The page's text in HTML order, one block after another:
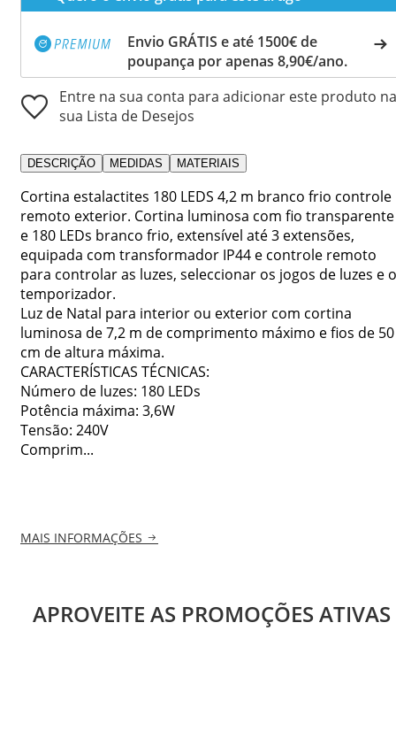
Envio GRÁTIS e até 1500€ de
poupança por apenas 8,90€/ano.
Entre na sua conta para adicionar este produto na
sua Lista de Desejos
DESCRIÇÃO MEDIDAS MATERIAIS
Cortina estalactites 180 LEDS 4,2 m branco frio controle
remoto exterior. Cortina luminosa com fio transparente
e 180 LEDs branco frio, extensível até 3 extensões,
equipada com transformador IP44 e controle remoto
para controlar as luzes, seleccionar os jogos de luzes e o
temporizador.
Luz de Natal para interior ou exterior com cortina
luminosa de 7,2 m de comprimento máximo e fios de 50
cm de altura máxima.
CARACTERÍSTICAS TÉCNICAS:
Número de luzes: 180 LEDs
Potência máxima: 3,6W
Tensão: 240V
Comprim...
MAIS INFORMAÇÕES
APROVEITE AS PROMOÇÕES ATIVAS